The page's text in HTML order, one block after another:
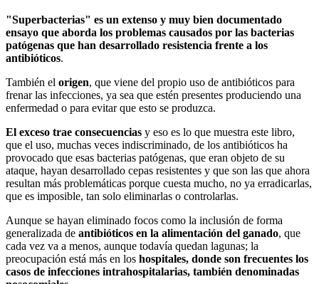
"Superbacterias" es un extenso y muy bien documentado
ensayo que aborda los problemas causados por las bacterias
patógenas que han desarrollado resistencia frente a los
antibióticos.
También el origen, que viene del propio uso de antibióticos para
frenar las infecciones, ya sea que estén presentes produciendo una
enfermedad o para evitar que esto se produzca.
El exceso trae consecuencias y eso es lo que muestra este libro,
que el uso, muchas veces indiscriminado, de los antibióticos ha
provocado que esas bacterias patógenas, que eran objeto de su
ataque, hayan desarrollado cepas resistentes y que son las que ahora
resultan más problemáticas porque cuesta mucho, no ya erradicarlas,
que es imposible, tan solo eliminarlas o controlarlas.
Aunque se hayan eliminado focos como la inclusión de forma
generalizada de antibióticos en la alimentación del ganado, que
cada vez va a menos, aunque todavía quedan lagunas; la
preocupación está más en los hospitales, donde son frecuentes los
casos de infecciones intrahospitalarias, también denominadas